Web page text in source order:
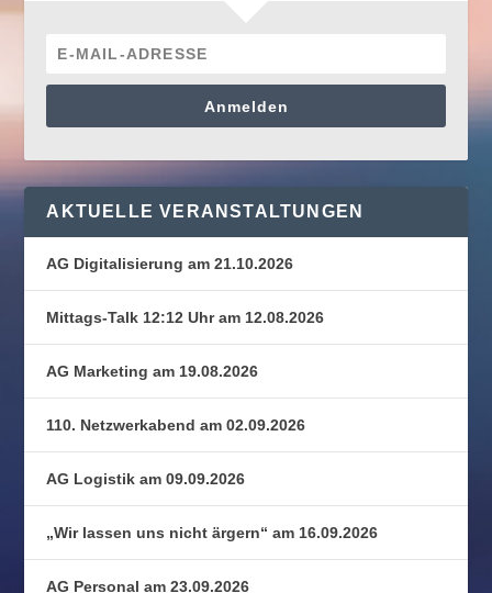
Anmelden
AKTUELLE VERANSTALTUNGEN
AG Digitalisierung am 21.10.2026
Mittags-Talk 12:12 Uhr am 12.08.2026
AG Marketing am 19.08.2026
110. Netzwerkabend am 02.09.2026
AG Logistik am 09.09.2026
„Wir lassen uns nicht ärgern“ am 16.09.2026
AG Personal am 23.09.2026